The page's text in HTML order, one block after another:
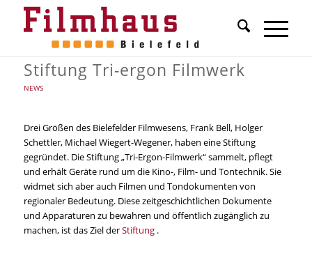
Stiftung Tri-ergon Filmwerk
NEWS
Drei Größen des Bielefelder Filmwesens, Frank Bell, Holger
Schettler, Michael Wiegert-Wegener, haben eine Stiftung
gegründet. Die Stiftung „Tri-Ergon-Filmwerk“ sammelt, pflegt
und erhält Geräte rund um die Kino-, Film- und Tontechnik. Sie
widmet sich aber auch Filmen und Tondokumenten von
regionaler Bedeutung. Diese zeitgeschichtlichen Dokumente
und Apparaturen zu bewahren und öffentlich zugänglich zu
machen, ist das Ziel derStiftung.